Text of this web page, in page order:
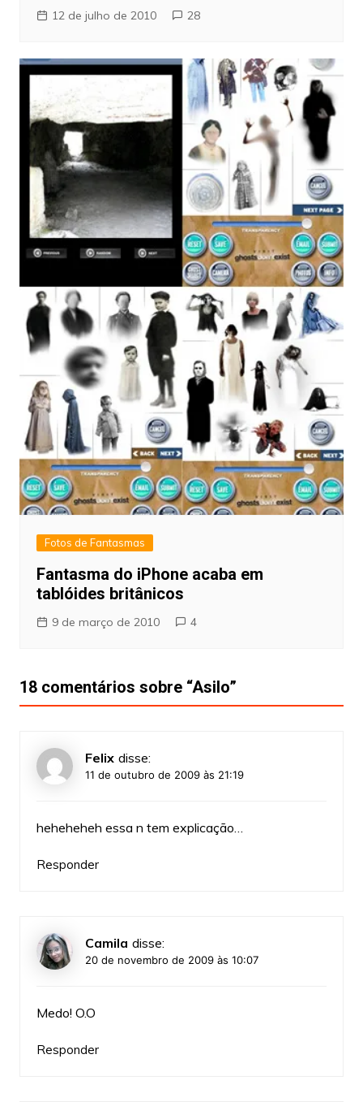
12 de julho de 2010 28
Fotos de Fantasmas
Fantasma do iPhone acaba em
tablóides britânicos
9 de março de 2010 4
18 comentários sobre “Asilo”
Felix disse:
11 de outubro de 2009 às 21:19
heheheheh essa n tem explicação…
Responder
Camila disse:
20 de novembro de 2009 às 10:07
Medo! O.O
Responder